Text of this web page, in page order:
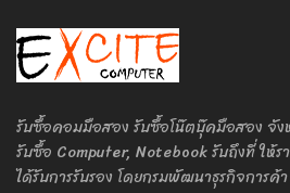
รับซื้อคอมมือสอง รับซื้อโน๊ตบุ๊คมือสอง จัง
รับซื้อ Computer, Notebook รับถึงที่ ให้ร
ได้รับการรับรอง โดยกรมพัฒนาธุรกิจการ